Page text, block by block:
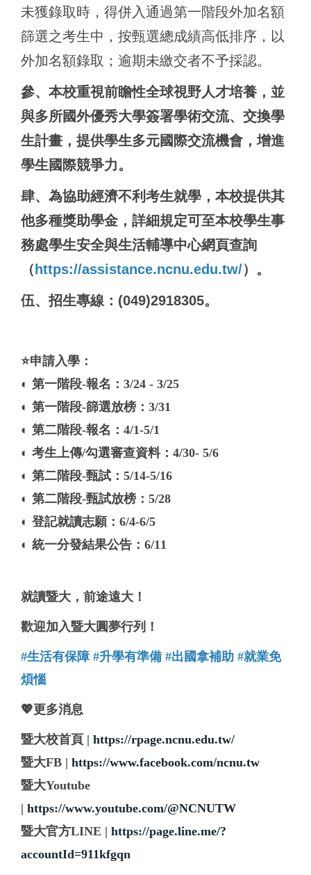
未獲錄取時，得併入通過第一階段外加名額
篩選之考生中，按甄選總成績高低排序，以
外加名額錄取；逾期未繳交者不予採認。
參、本校重視前瞻性全球視野人才培養，並
與多所國外優秀大學簽署學術交流、交換學
生計畫，提供學生多元國際交流機會，增進
學生國際競爭力。
肆、為協助經濟不利考生就學，本校提供其
他多種獎助學金，詳細規定可至本校學生事
務處學生安全與生活輔導中心網頁查詢
（ https://assistance.ncnu.edu.tw/）。
伍、招生專線：(049)2918305。
⭐申請入學：
◐ 第一階段-報名：3/24 - 3/25
◐ 第一階段-篩選放榜：3/31
◐ 第二階段-報名：4/1-5/1
◐ 考生上傳/勾選審查資料：4/30- 5/6
◐ 第二階段-甄試：5/14-5/16
◐ 第二階段-甄試放榜：5/28
◐ 登記就讀志願：6/4-6/5
◐ 統一分發結果公告：6/11
就讀暨大，前途遠大！
歡迎加入暨大圓夢行列！
#生活有保障 #升學有準備 #出國拿補助 #就業免
煩惱
💖更多消息
暨大校首頁 | https://rpage.ncnu.edu.tw/
暨大FB | https://www.facebook.com/ncnu.tw
暨大Youtube
| https://www.youtube.com/@NCNUTW
暨大官方LINE | https://page.line.me/?
accountId=911kfgqn